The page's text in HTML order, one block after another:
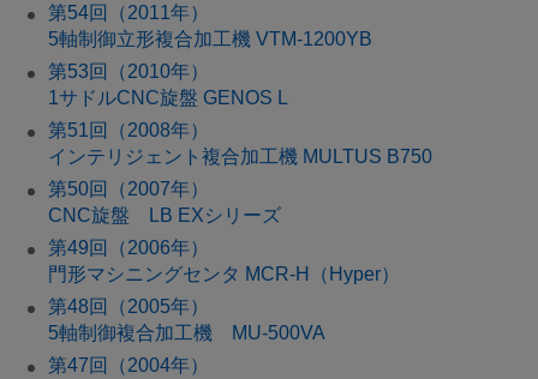
第54回（2011年）
5軸制御立形複合加工機 VTM-1200YB
第53回（2010年）
1サドルCNC旋盤 GENOS L
第51回（2008年）
インテリジェント複合加工機 MULTUS B750
第50回（2007年）
CNC旋盤 LB EXシリーズ
第49回（2006年）
門形マシニングセンタ MCR-H（Hyper）
第48回（2005年）
5軸制御複合加工機 MU-500VA
第47回（2004年）